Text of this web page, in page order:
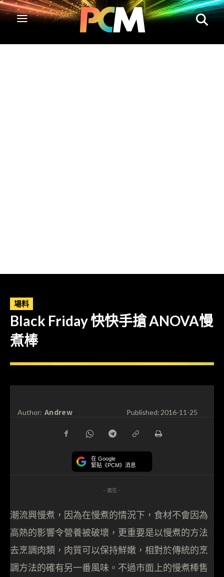
場料
Black Friday 快快手搶 ANOVA慢
煮棒
Author: Andrew Published:2016-11-25
在 Google
緊貼《PCM》消息
- 廣告 -
潮流興慢煮，因為在慢煮的情況下，食材不會因為
高熱的影響令營養被破壞，更重要是以慢煮的方法
去烹調肉類，肉質可以保持鮮嫩，相對於傳統的烹
調方法的確有另一番風味。不過市面上的慢煮棒售